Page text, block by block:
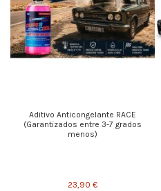
Aditivo Anticongelante RACE
(Garantizados entre 3-7 grados
menos)
23,90 €